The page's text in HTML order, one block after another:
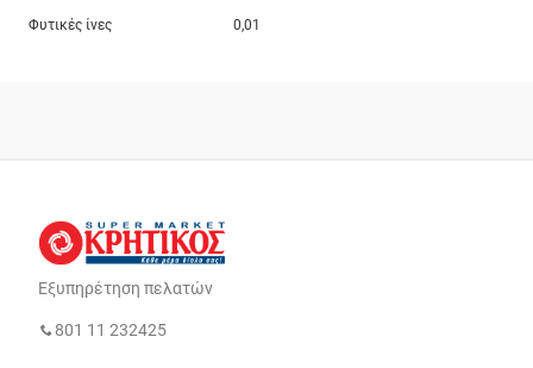
Φυτικές ίνες 0,01
Εξυπηρέτηση πελατών
801 11 232425